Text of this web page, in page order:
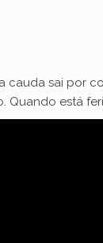
cauda sai por
está